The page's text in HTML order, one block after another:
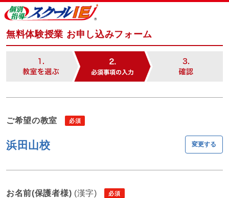
無料体験授業 お申し込みフォーム
ご希望の教室
浜田山校 変更する
お名前(保護者様) (漢字)